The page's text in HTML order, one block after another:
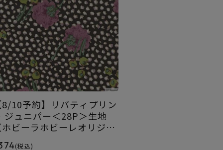
8/10予約】リバティプリン
ジュニパー＜28P＞生地
ホビーラホビーレオリジナ
(税込)